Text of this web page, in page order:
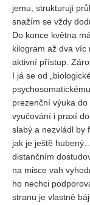
jemu, strukturuji
snažím se vždy
Do konce května
kilogram až dva víc
aktivní přístup.
I já se od
prezenční výuka
vyučování i praxí
slabý a nezvládl by
jak je ještě
distančním
na misce vah
ho nechci
stranu je vlastně